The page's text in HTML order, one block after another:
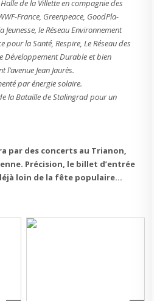
de la Villette en compagnie des
France, Greenpeace, GoodPla-
Jeunesse, le Réseau Environnement
pour la Santé, Respire, Le Réseau des
Développement Durable et bien
Jean Jaurès.
par énergie solaire.
la Bataille de Stalingrad pour un
par des concerts au Trianon,
Précision, le billet d’entrée
loin de la fête populaire…